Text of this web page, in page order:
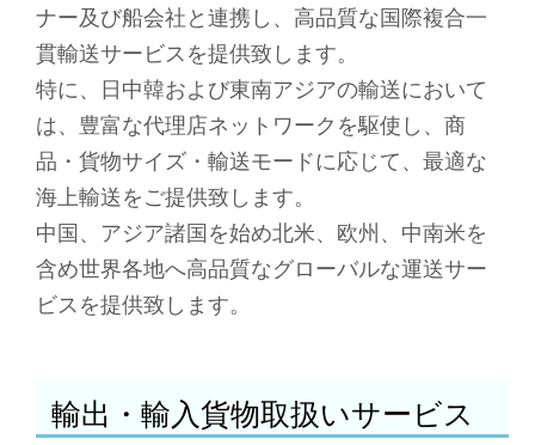
ナー及び船会社と連携し、高品質な国際複合一
貫輸送サービスを提供致します。
特に、日中韓および東南アジアの輸送において
は、豊富な代理店ネットワークを駆使し、商
品・貨物サイズ・輸送モードに応じて、最適な
海上輸送をご提供致します。
中国、アジア諸国を始め北米、欧州、中南米を
含め世界各地へ高品質なグローバルな運送サー
ビスを提供致します。
輸出・輸入貨物取扱いサービス